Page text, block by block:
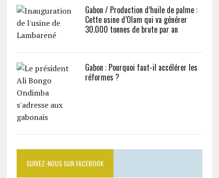
Gabon / Production d’huile de palme :
Cette usine d’Olam qui va générer
30.000 tonnes de brute par an
Gabon : Pourquoi faut-il accélérer les
réformes ?
SUIVEZ-NOUS SUR FACEBOOK